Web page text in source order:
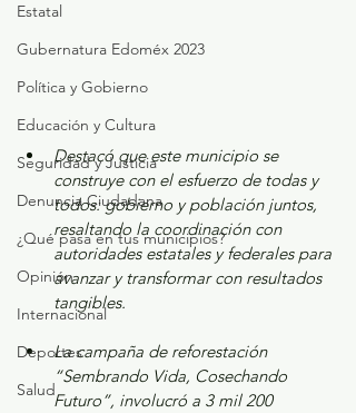
Estatal
Gubernatura Edoméx 2023
Política y Gobierno
Educación y Cultura
Seguridad y Justicia
Denuncia Ciudadana
¿Qué pasa en tus municipios?
Opinión
Internacional
Deportes
Salud
Destacó que este municipio se
construye con el esfuerzo de todas y
todos: gobierno y población juntos,
resaltando la coordinación con
autoridades estatales y federales para
avanzar y transformar con resultados
tangibles.
La campaña de reforestación
“Sembrando Vida, Cosechando
Futuro”, involucró a 3 mil 200